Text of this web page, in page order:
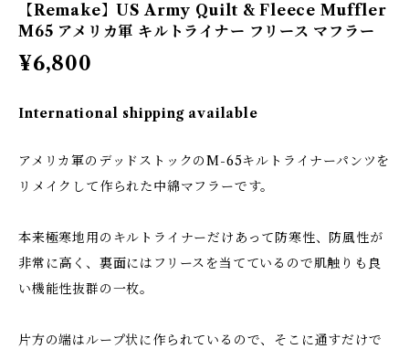
【Remake】US Army Quilt & Fleece Muffler
M65 アメリカ軍 キルトライナー フリース マフラー
¥6,800
International shipping available
アメリカ軍のデッドストックのM-65キルトライナーパンツを
リメイクして作られた中綿マフラーです。
本来極寒地用のキルトライナーだけあって防寒性、防風性が
非常に高く、裏面にはフリースを当てているので肌触りも良
い機能性抜群の一枚。
片方の端はループ状に作られているので、そこに通すだけで